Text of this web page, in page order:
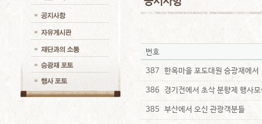
번호
387 한옥마을 포도대원 승광재에서
386 경기전에서 초삭 분향제 행사
385 부산에서 오신 관광객분들